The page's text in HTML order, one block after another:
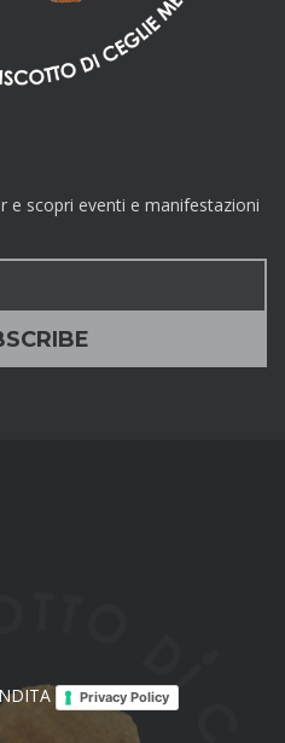
e scopri eventi e manifestazioni
Privacy Policy